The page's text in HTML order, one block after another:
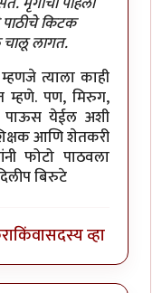
किटक
लागत.
त्याला काही
म्हणे. पण, मिरुग,
पाऊस येईल अशी
आणि शेतकरी
फोटो पाठवला
बिरुटे
किंवासदस्य व्हा